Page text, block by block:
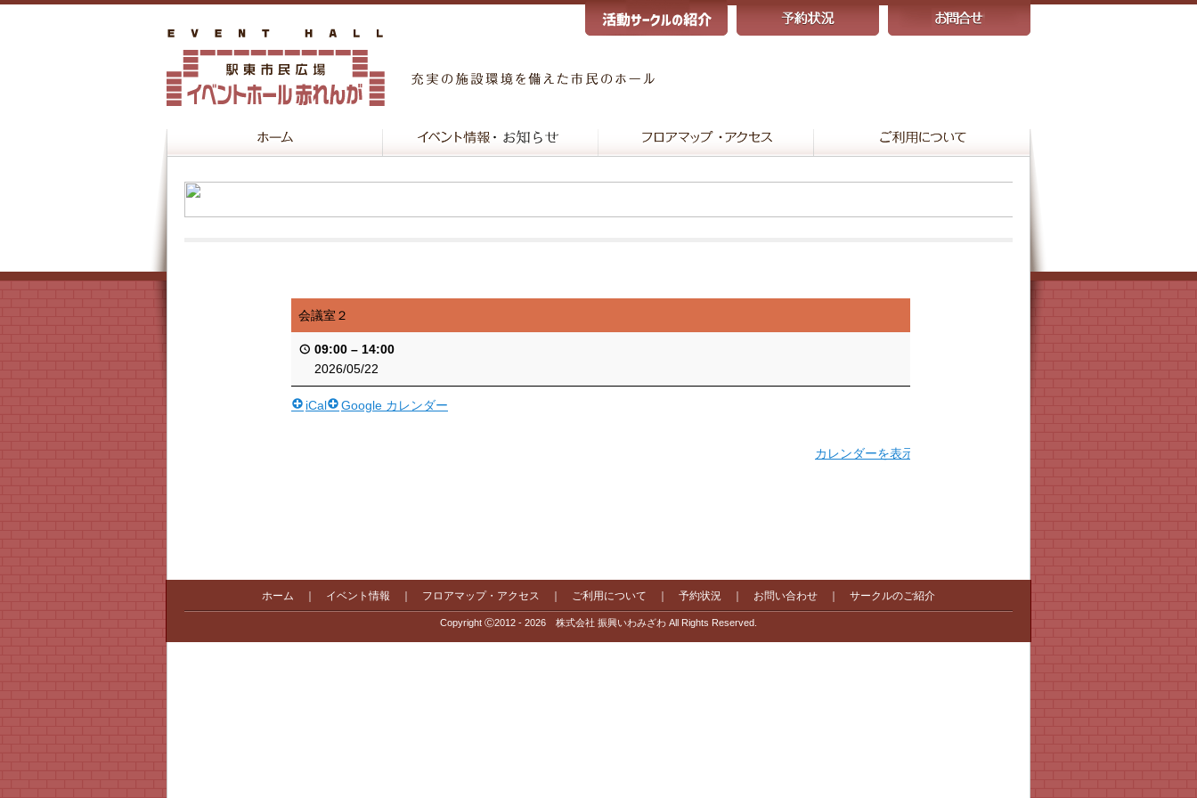
会議室２
09:00 – 14:00
2026/05/22
iCal Google カレンダー
カレンダーを表示
ホーム イベント情報 フロアマップ・アクセス ご利用について 予約状況 お問い合わせ サークルのご紹介
Copyright Ⓒ2012 - 2026 株式会社 振興いわみざわ All Rights Reserved.